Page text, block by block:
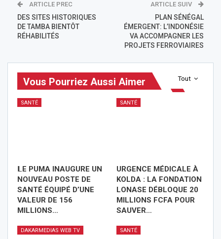
ARTICLE PREC
DES SITES HISTORIQUES
DE TAMBA BIENTÔT
RÉHABILITÉS
ARTICLE SUIV
PLAN SÉNÉGAL
ÉMERGENT: L’INDONÉSIE
VA ACCOMPAGNER LES
PROJETS FERROVIAIRES
Tout
Vous Pourriez Aussi Aimer
SANTÉ
𝗟E PUMA INAUGURE UN
NOUVEAU POSTE DE
SANTÉ ÉQUIPÉ D’UNE
VALEUR DE 156
MILLIONS…
SANTÉ
URGENCE MÉDICALE À
KOLDA : LA FONDATION
LONASE DÉBLOQUE 20
MILLIONS FCFA POUR
SAUVER…
DAKARMEDIAS WEB TV SANTÉ